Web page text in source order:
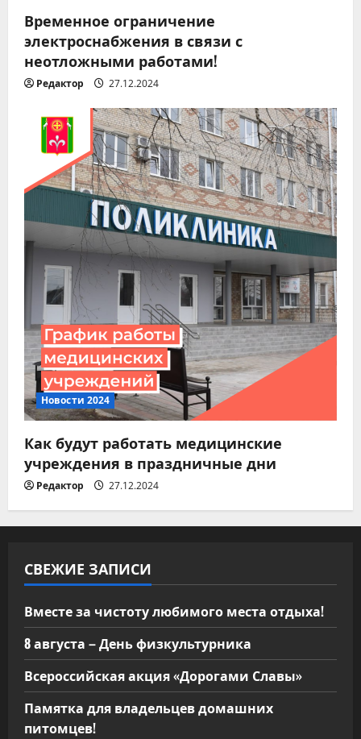
Временное ограничение
электроснабжения в связи с
неотложными работами!
Редактор 27.12.2024
Новости 2024
Как будут работать медицинские
учреждения в праздничные дни
Редактор 27.12.2024
СВЕЖИЕ ЗАПИСИ
Вместе за чистоту любимого места отдыха!
8 августа – День физкультурника
Всероссийская акция «Дорогами Славы»
Памятка для владельцев домашних
питомцев!